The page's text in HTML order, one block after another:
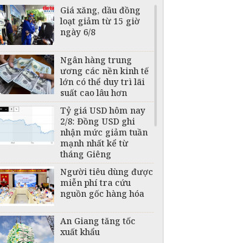
Giá xăng, dầu đồng
loạt giảm từ 15 giờ
ngày 6/8
Ngân hàng trung
ương các nền kinh tế
lớn có thể duy trì lãi
suất cao lâu hơn
Tỷ giá USD hôm nay
2/8: Đồng USD ghi
nhận mức giảm tuần
mạnh nhất kể từ
tháng Giêng
Người tiêu dùng được
miễn phí tra cứu
nguồn gốc hàng hóa
An Giang tăng tốc
xuất khẩu